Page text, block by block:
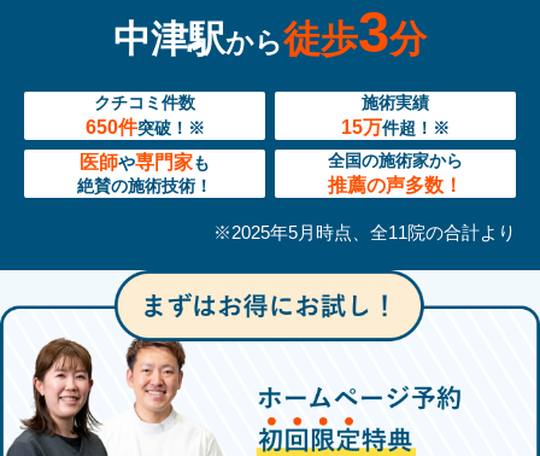
中津駅から徒歩3分
クチコミ件数
650件突破！※
施術実績
15万件超！※
医師や専門家も
絶賛の施術技術！
全国の施術家から
推薦の声多数！
※2025年5月時点、全11院の合計より